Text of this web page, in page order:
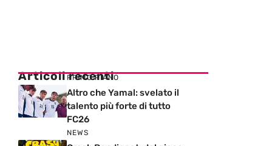
Articoli recenti
PRIMO PIANO
Altro che Yamal: svelato il
talento più forte di tutto
FC26
NEWS